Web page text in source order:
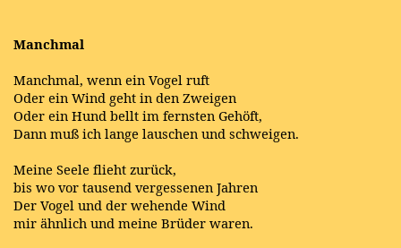
Manchmal
Manchmal, wenn ein Vogel ruft
Oder ein Wind geht in den Zweigen
Oder ein Hund bellt im fernsten Gehöft,
Dann muß ich lange lauschen und schweigen.
Meine Seele flieht zurück,
bis wo vor tausend vergessenen Jahren
Der Vogel und der wehende Wind
mir ähnlich und meine Brüder waren.